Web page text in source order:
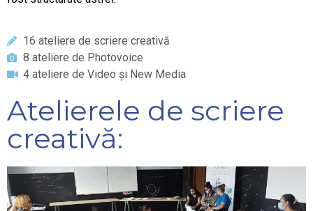
16 ateliere de scriere creativă
8 ateliere de Photovoice
4 ateliere de Video și New Media
Atelierele de scriere
creativă: